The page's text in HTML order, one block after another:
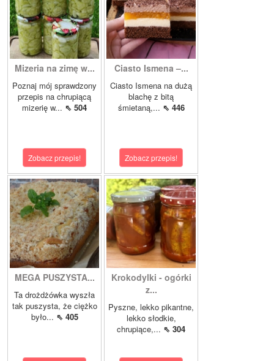
Mizeria na zimę w...
Poznaj mój sprawdzony
przepis na chrupiącą
mizerię w... ⇖ 504
Zobacz przepis!
Ciasto Ismena –...
Ciasto Ismena na dużą
blachę z bitą
śmietaną,... ⇖ 446
Zobacz przepis!
MEGA PUSZYSTA...
Ta drożdżówka wyszła
tak puszysta, że ciężko
było... ⇖ 405
Krokodylki - ogórki
z...
Pyszne, lekko pikantne,
lekko słodkie,
chrupiące,... ⇖ 304